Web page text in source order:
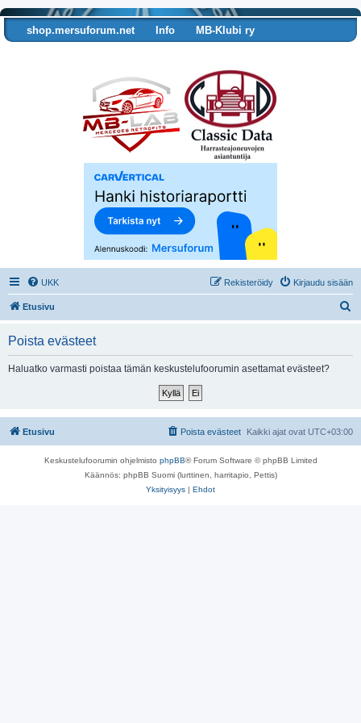
shop.mersuforum.net Info
MB-Klubi ry
UKK Kirjaudu sisään
Rekisteröidy
Etusivu
Poista evästeet
Haluatko varmasti poistaa tämän keskustelufoorumin asettamat evästeet?
Etusivu Kaikki ajat ovat UTC+03:00
Poista evästeet
Keskustelufoorumin ohjelmisto phpBB® Forum Software © phpBB Limited
Käännös: phpBB Suomi (lurttinen, harritapio, Pettis)
Yksityisyys | Ehdot